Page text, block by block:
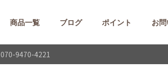
商品一覧 ブログ ポイント お
070-9470-4221